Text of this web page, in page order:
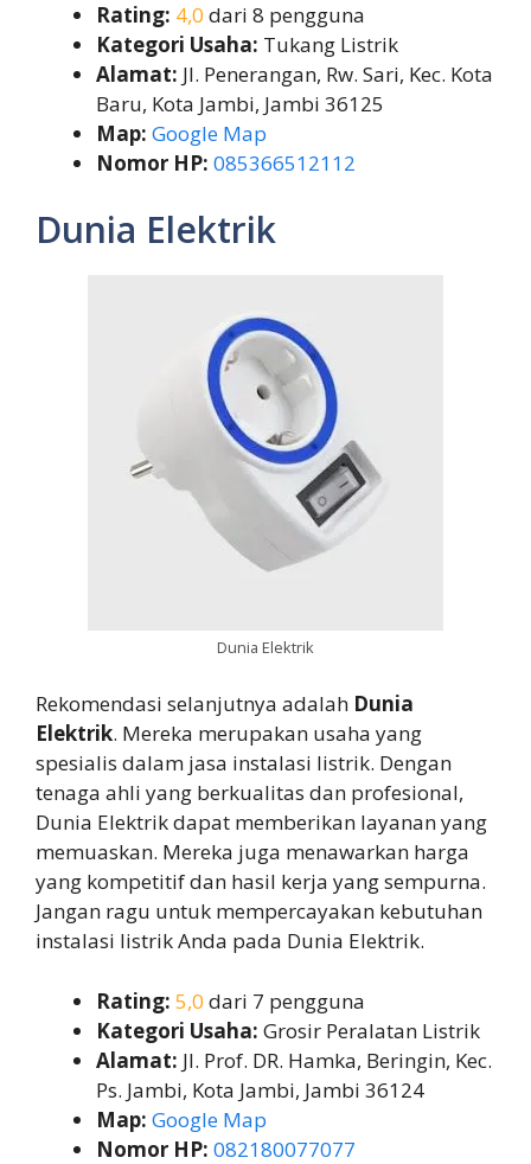
Rating: 4,0 dari 8 pengguna
Kategori Usaha: Tukang Listrik
Alamat: Jl. Penerangan, Rw. Sari, Kec. Kota
Baru, Kota Jambi, Jambi 36125
Map: Google Map
Nomor HP: 085366512112
Dunia Elektrik
Dunia Elektrik
Rekomendasi selanjutnya adalah Dunia
Elektrik. Mereka merupakan usaha yang
spesialis dalam jasa instalasi listrik. Dengan
tenaga ahli yang berkualitas dan profesional,
Dunia Elektrik dapat memberikan layanan yang
memuaskan. Mereka juga menawarkan harga
yang kompetitif dan hasil kerja yang sempurna.
Jangan ragu untuk mempercayakan kebutuhan
instalasi listrik Anda pada Dunia Elektrik.
Rating: 5,0 dari 7 pengguna
Kategori Usaha: Grosir Peralatan Listrik
Alamat: Jl. Prof. DR. Hamka, Beringin, Kec.
Ps. Jambi, Kota Jambi, Jambi 36124
Map: Google Map
Nomor HP: 082180077077